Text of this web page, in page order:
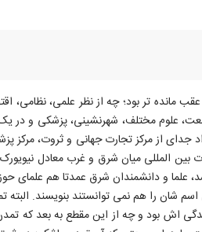
مانده تر بود؛ چه از نظر علمی، نظامی،
علوم مختلف، شهرنشینی، پزشکی و در
جدای از مرکز تجارت جهانی و ثروت، مرکز
بین المللی میان شرق و غرب معادل
علما و دانشمندان شرق عمدتا هم علمای
اسم شان را هم نمی توانستند بنویسند.
اش بود و چه از این مقطع به بعد که